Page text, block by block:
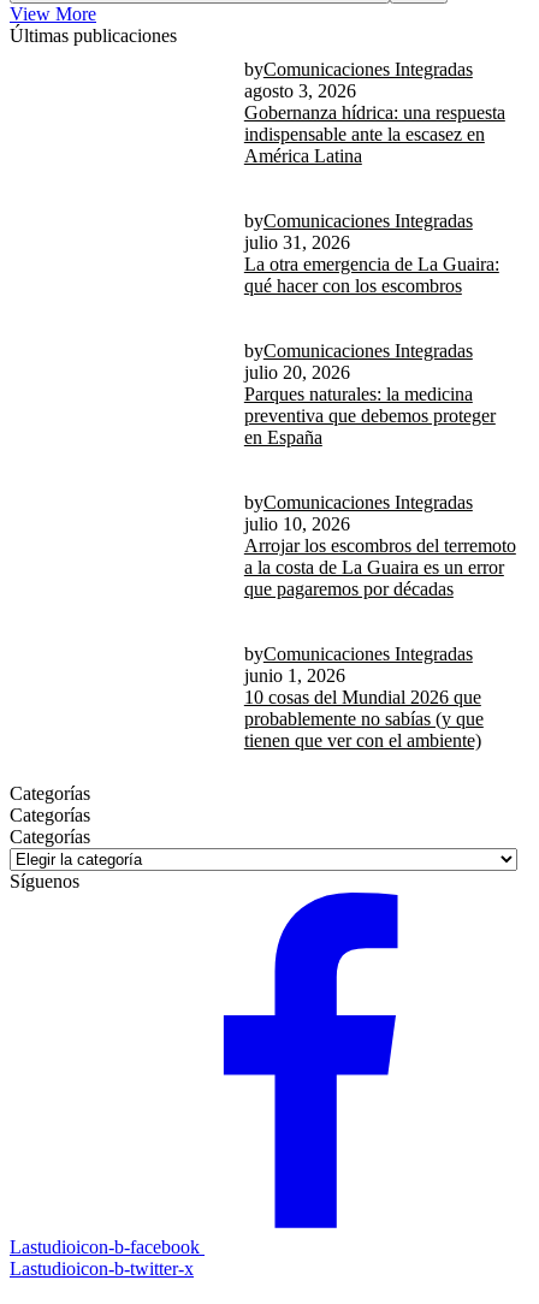
View More
Últimas publicaciones
byComunicaciones Integradas
agosto 3, 2026
Gobernanza hídrica: una respuesta
indispensable ante la escasez en
América Latina
byComunicaciones Integradas
julio 31, 2026
La otra emergencia de La Guaira:
qué hacer con los escombros
byComunicaciones Integradas
julio 20, 2026
Parques naturales: la medicina
preventiva que debemos proteger
en España
byComunicaciones Integradas
julio 10, 2026
Arrojar los escombros del terremoto
a la costa de La Guaira es un error
que pagaremos por décadas
byComunicaciones Integradas
junio 1, 2026
10 cosas del Mundial 2026 que
probablemente no sabías (y que
tienen que ver con el ambiente)
Categorías
Categorías
Categorías
Síguenos
Lastudioicon-b-facebook
Lastudioicon-b-twitter-x